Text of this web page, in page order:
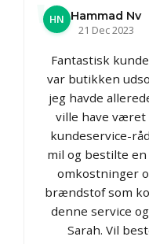
HN Hammad Nv
21 Dec 2023
Fantastisk
var butikken
jeg havde
ville have været
kundeservice-
mil og bestilte
omkostninger
brændstof som
denne service
Sarah. Vil